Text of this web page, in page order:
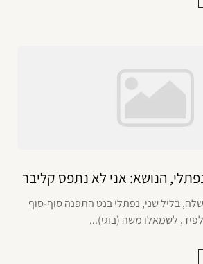
הנושא: אני לא נתפס קליבר
בליל שני, נפתלי בנט התפנה סוף-סוף
לפיד, לשמאלו משה (בוגי)...